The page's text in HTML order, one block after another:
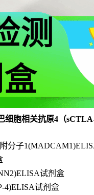
细胞相关抗原4（
分子
试剂盒
4)ELISA试剂盒